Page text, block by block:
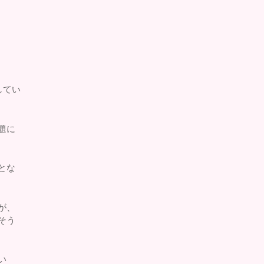
てい
に
な
、
う